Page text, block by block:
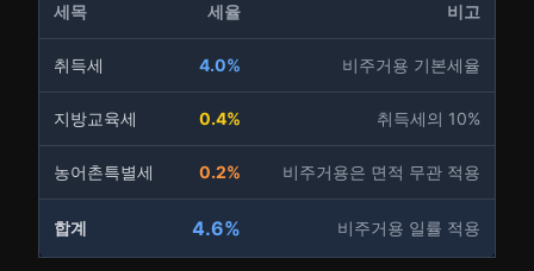
세목 세율 비고
취득세 4.0% 비주거용 기본세율
지방교육세 0.4% 취득세의 10%
농어촌특별세 0.2% 비주거용은 면적 무관 적용
합계 4.6% 비주거용 일률 적용